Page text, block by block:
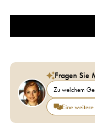
Fragen Sie
Zu welchem
Eine